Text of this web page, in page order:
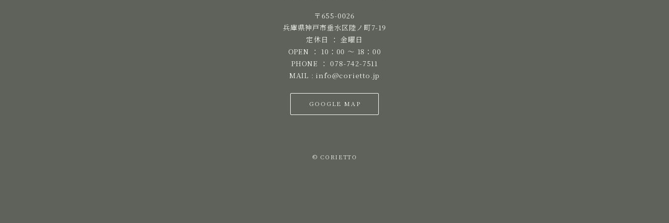
〒655-0026
兵庫県神戸市垂水区陸ノ町7-19
定休日 ： 金曜日
OPEN ： 10：00 ～ 18：00
PHONE ： 078-742-7511
MAIL : info@corietto.jp
GOOGLE MAP
© CORIETTO